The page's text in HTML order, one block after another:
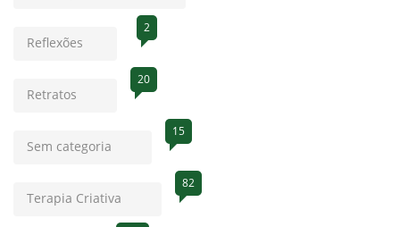
Reflexões
2
Retratos
20
Sem categoria
15
Terapia Criativa
82